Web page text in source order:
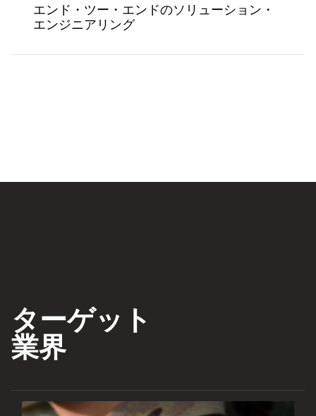
エンド・ツー・エンドのソリューション・
エンジニアリング
ターゲット
業界